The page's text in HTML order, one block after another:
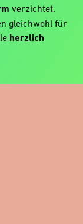
verzichtet.
gleichwohl für
herzlich